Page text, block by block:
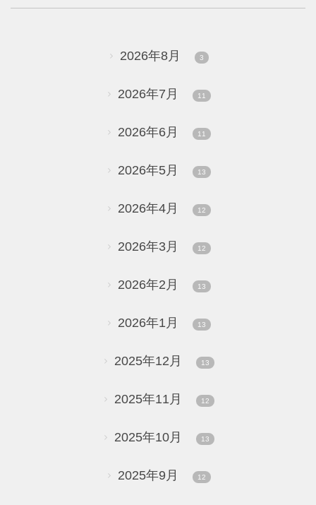
2026年8月 3
2026年7月 11
2026年6月 11
2026年5月 13
2026年4月 12
2026年3月 12
2026年2月 13
2026年1月 13
2025年12月 13
2025年11月 12
2025年10月 13
2025年9月 12